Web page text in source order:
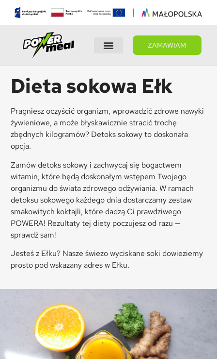
ZAMAWIAM
Dieta sokowa Ełk
Pragniesz oczyścić organizm, wprowadzić zdrowe nawyki
żywieniowe, a może błyskawicznie stracić trochę
zbędnych kilogramów? Detoks sokowy to doskonała
opcja.
Zamów detoks sokowy i zachwycaj się bogactwem
witamin, które będą doskonałym wstępem Twojego
organizmu do świata zdrowego odżywiania. W ramach
detoksu sokowego każdego dnia dostarczamy zestaw
smakowitych koktajli, które dadzą Ci prawdziwego
POWERA! Rezultaty tej diety poczujesz od razu —
sprawdź sam!
Jesteś z Ełku? Nasze świeżo wyciskane soki dowieziemy
prosto pod wskazany adres w Ełku.